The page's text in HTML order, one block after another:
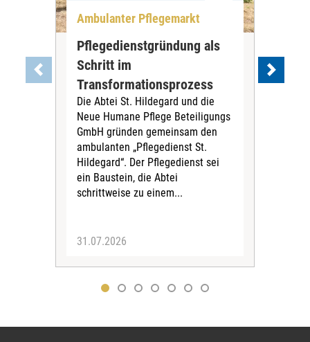
Ambulanter Pflegemarkt
Pflegedienstgründung als
Schritt im
Transformationsprozess
Die Abtei St. Hildegard und die
Neue Humane Pflege Beteiligungs
GmbH gründen gemeinsam den
ambulanten „Pflegedienst St.
Hildegard“. Der Pflegedienst sei
ein Baustein, die Abtei
schrittweise zu einem...
31.07.2026